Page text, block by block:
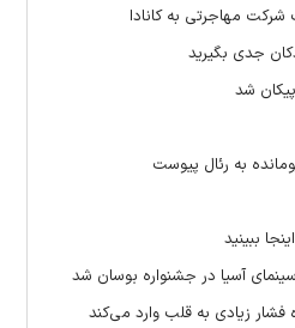
شرکت مهاجرتی به کانادا
جدی بگیرید
شد
به رئال پیوست
ببینید
سینمای آسیا در جشنواره بوسان شد